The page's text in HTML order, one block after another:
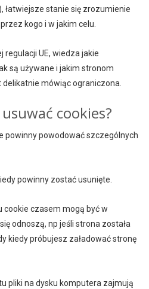
łatwiejsze stanie się zrozumienie
kogo i w jakim celu.
UE, wiedza jakie
są używane i jakim stronom
mówiąc ograniczona.
cookies?
powinny powodować szczególnych
powinny zostać usunięte.
cookie czasem mogą być w
odnoszą, np jeśli strona została
kiedy próbujesz załadować stronę
pliki na dysku komputera zajmują